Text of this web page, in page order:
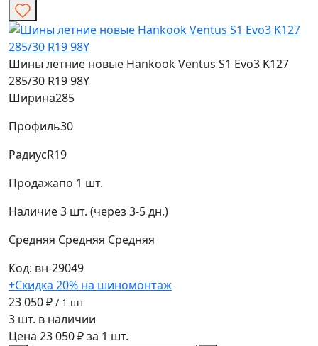
Шины летние новые Hankook Ventus S1 Evo3 K127
285/30 R19 98Y
Ширина285
Профиль30
РадиусR19
Продажапо 1 шт.
Наличие3 шт. (через 3-5 дн.)
Средняя Средняя Средняя
Код: вн-29049
+Скидка 20% на шиномонтаж
23 050 ₽ / 1 шт
3 шт. в наличии
Цена 23 050 ₽ за 1 шт.